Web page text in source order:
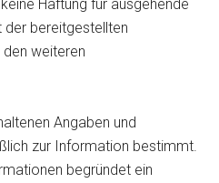
Haftung für ausgehende
der bereitgestellten
weiteren
Angaben und
zur Information bestimmt.
begründet ein